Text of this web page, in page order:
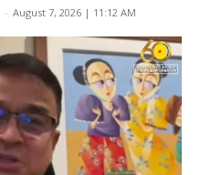
- August 7, 2026 | 11:12 AM